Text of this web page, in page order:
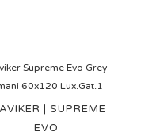
Supreme Evo Grey
60x120 Lux.Gat.1
| SUPREME
EVO